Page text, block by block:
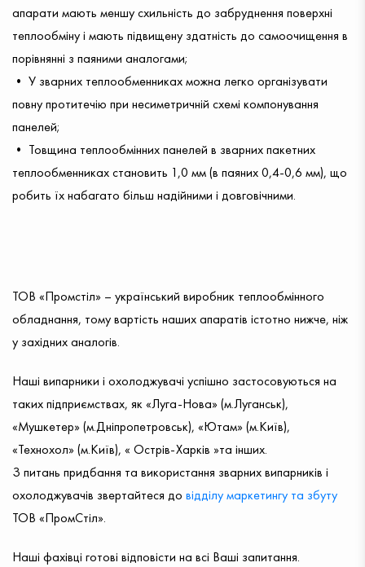
апарати мають меншу схильність до забруднення поверхні
теплообміну і мають підвищену здатність до самоочищення в
порівнянні з паяними аналогами;
• У зварних теплообменниках можна легко організувати
повну протитечію при несиметричній схемі компонування
панелей;
• Товщина теплообмінних панелей в зварних пакетних
теплообменниках становить 1,0 мм (в паяних 0,4-0,6 мм), що
робить їх набагато більш надійними і довговічними.
ТОВ «Промстіл» – український виробник теплообмінного
обладнання, тому вартість наших апаратів істотно нижче, ніж
у західних аналогів.
Наші випарники і охолоджувачі успішно застосовуються на
таких підприємствах, як «Луга-Нова» (м.Луганськ),
«Мушкетер» (м.Дніпропетровськ), «Ютам» (м.Київ),
«Технохол» (м.Київ), « Острів-Харків »та інших.
З питань придбання та використання зварних випарників і
охолоджувачів звертайтеся до відділу маркетингу та збуту
ТОВ «ПромСтіл».
Наші фахівці готові відповісти на всі Ваші запитання.
Залиште заявку